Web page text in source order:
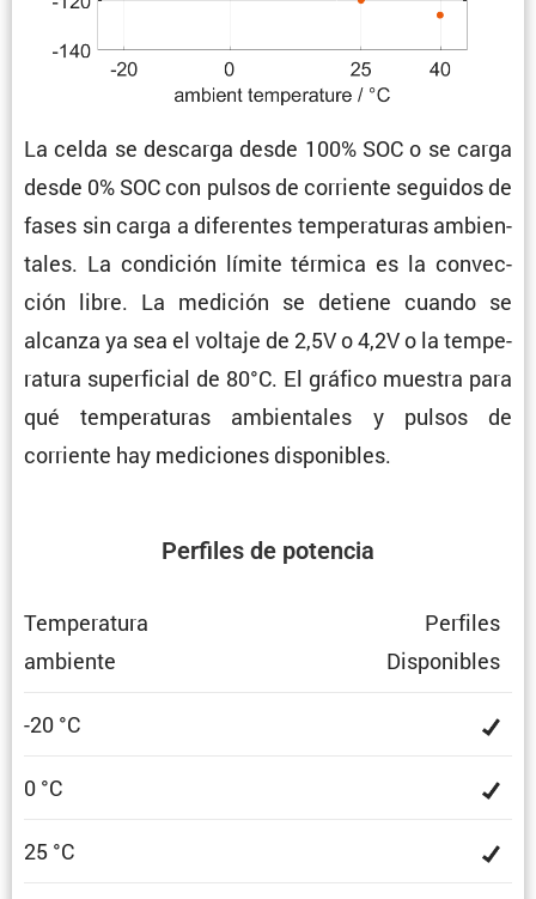
La celda se descarga desde 100% SOC o se carga
desde 0% SOC con pulsos de corriente seguidos de
fases sin carga a diferentes tempe­ra­turas ambien­
tales. La condi­ción límite térmica es la convec­
ción libre. La medición se detiene cuando se
alcanza ya sea el voltaje de 2,5V o 4,2V o la tempe­
ra­tura super­fi­cial de 80°C. El gráfico muestra para
qué tempe­ra­turas ambien­tales y pulsos de
corriente hay mediciones disponibles.
Perfiles de potencia
Tempe­ra­tura
ambiente
Perfiles
Dispo­ni­bles
-20 °C
0 °C
25 °C